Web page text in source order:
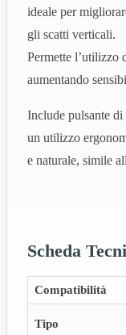
ideale per
gli scatti verticali.
Permette l’utilizzo
aumentando
Include pulsante
un utilizzo
e naturale, simile
Scheda
Compatibilità
Tipo